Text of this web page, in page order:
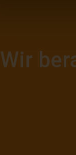
Wir